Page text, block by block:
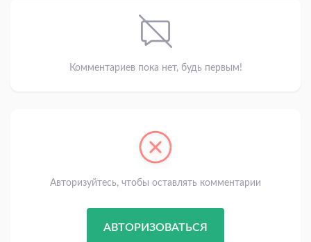
Комментариев пока нет, будь первым!
Авторизуйтесь, чтобы оставлять комментарии
АВТОРИЗОВАТЬСЯ